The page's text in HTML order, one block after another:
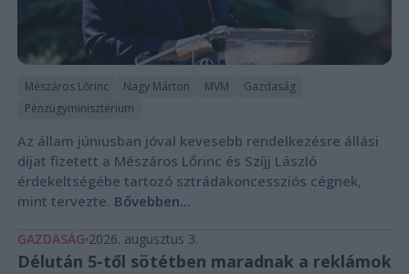
Mészáros Lőrinc Nagy Márton MVM
Gazdaság
Pénzügyminisztérium
Az állam júniusban jóval kevesebb rendelkezésre állási
díjat fizetett a Mészáros Lőrinc és Szíjj László
érdekeltségébe tartozó sztrádakoncessziós cégnek,
mint tervezte. Bővebben...
GAZDASÁG 2026. augusztus 3.
Délután 5-től sötétben maradnak a reklámok